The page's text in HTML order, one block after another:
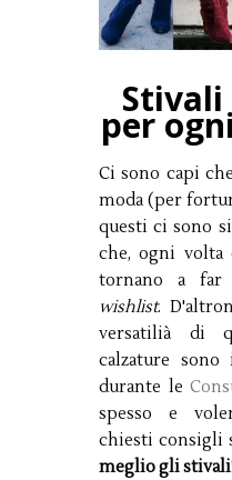
Stivali
per
Ci sono capi
moda (per
questi ci sono
che, ogni volta
tornano a far
wishlist.
versatilià di
calzature
durante le
spesso e
chiesti consigli
meglio gli stivali!